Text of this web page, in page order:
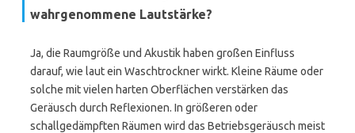
wahrgenommene Lautstärke?
Ja, die Raumgröße und Akustik haben großen Einfluss
darauf, wie laut ein Waschtrockner wirkt. Kleine Räume oder
solche mit vielen harten Oberflächen verstärken das
Geräusch durch Reflexionen. In größeren oder
schallgedämpften Räumen wird das Betriebsgeräusch meist